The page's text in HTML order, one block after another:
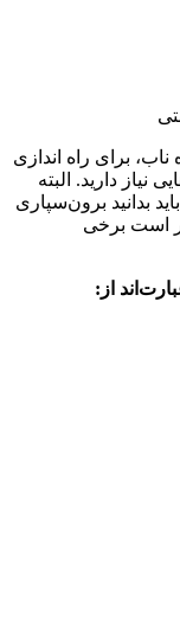
برای راه اندازی
دارید. البته
بدانید برون‌سپاری
است برخی
از: